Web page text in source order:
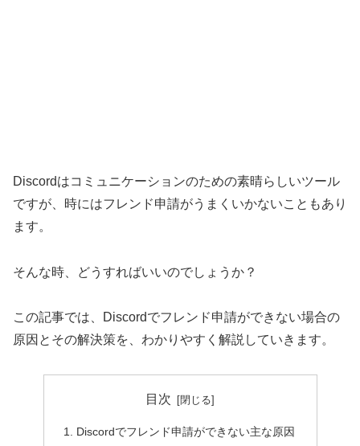
Discordはコミュニケーションのための素晴らしいツール
ですが、時にはフレンド申請がうまくいかないこともあり
ます。
そんな時、どうすればいいのでしょうか？
この記事では、Discordでフレンド申請ができない場合の
原因とその解決策を、わかりやすく解説していきます。
目次
Discordでフレンド申請ができない主な原因